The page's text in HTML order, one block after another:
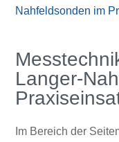
Nahfeldsonden im
Langer-
Im Bereich der